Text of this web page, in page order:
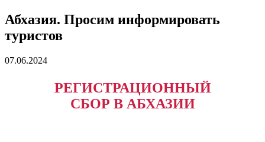
Абхазия. Просим информировать
туристов
07.06.2024
РЕГИСТРАЦИОННЫЙ
СБОР В АБХАЗИИ